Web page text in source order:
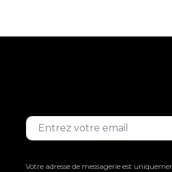
Votre adresse de messagerie est